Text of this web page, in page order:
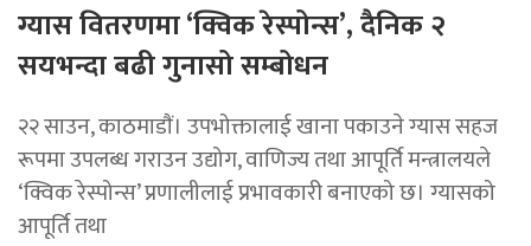
ग्यास वितरणमा ‘क्विक रेस्पोन्स’, दैनिक २
सयभन्दा बढी गुनासो सम्बोधन
२२ साउन, काठमाडाैं। उपभोक्तालाई खाना पकाउने ग्यास सहज
रूपमा उपलब्ध गराउन उद्योग, वाणिज्य तथा आपूर्ति मन्त्रालयले
‘क्विक रेस्पोन्स’ प्रणालीलाई प्रभावकारी बनाएको छ। ग्यासको
आपूर्ति तथा